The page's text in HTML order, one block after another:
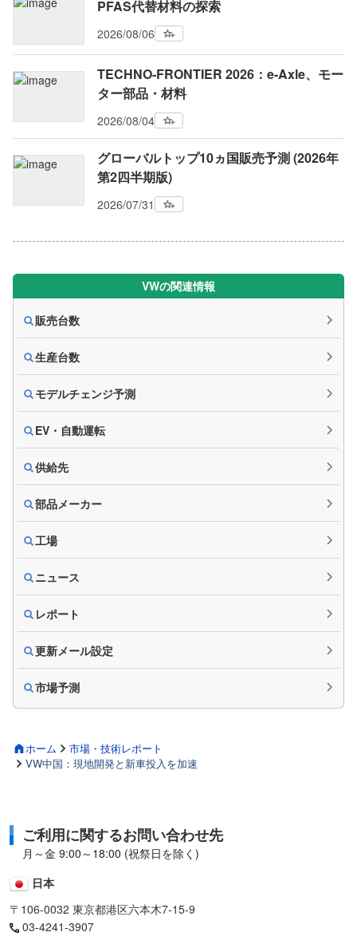
ホーム
市場・技術レポート
VW中国：現地開発と新車投入を加速
PFAS代替材料の探索
2026/08/06
TECHNO-FRONTIER 2026：e-Axle、モー
ター部品・材料
2026/08/04
グローバルトップ10ヵ国販売予測 (2026年
第2四半期版)
2026/07/31
VWの関連情報
販売台数
生産台数
モデルチェンジ予測
EV・自動運転
供給先
部品メーカー
工場
ニュース
レポート
更新メール設定
市場予測
ご利用に関するお問い合わせ先
月～金 9:00～18:00 (祝祭日を除く)
日本
〒106-0032 東京都港区六本木7-15-9
03-4241-3907